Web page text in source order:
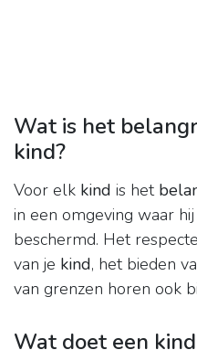
Wat is het
kind?
Voor elk kind is het
in een omgeving waar
beschermd. Het
van je kind, het bieden
van grenzen horen ook
Wat doet een